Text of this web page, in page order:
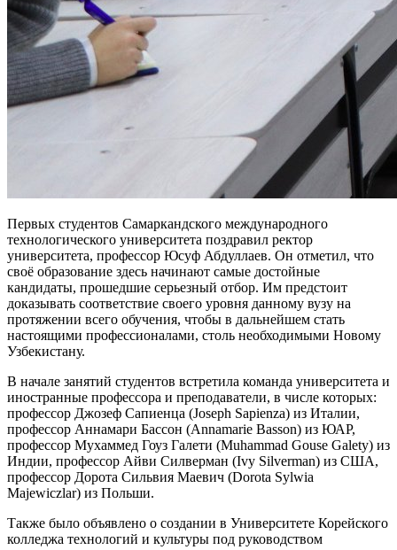
Первых студентов Самаркандского международного
технологического университета поздравил ректор
университета, профессор Юсуф Абдуллаев. Он отметил, что
своё образование здесь начинают самые достойные
кандидаты, прошедшие серьезный отбор. Им предстоит
доказывать соответствие своего уровня данному вузу на
протяжении всего обучения, чтобы в дальнейшем стать
настоящими профессионалами, столь необходимыми Новому
Узбекистану.
В начале занятий студентов встретила команда университета и
иностранные профессора и преподаватели, в числе которых:
профессор Джозеф Сапиенца (Joseph Sapienza) из Италии,
профессор Аннамари Бассон (Annamarie Basson) из ЮАР,
профессор Мухаммед Гоуз Галети (Muhammad Gouse Galety) из
Индии, профессор Айви Силверман (Ivy Silverman) из США,
профессор Дорота Сильвия Маевич (Dorota Sylwia
Majewiczlar) из Польши.
Также было объявлено о создании в Университете Корейского
колледжа технологий и культуры под руководством